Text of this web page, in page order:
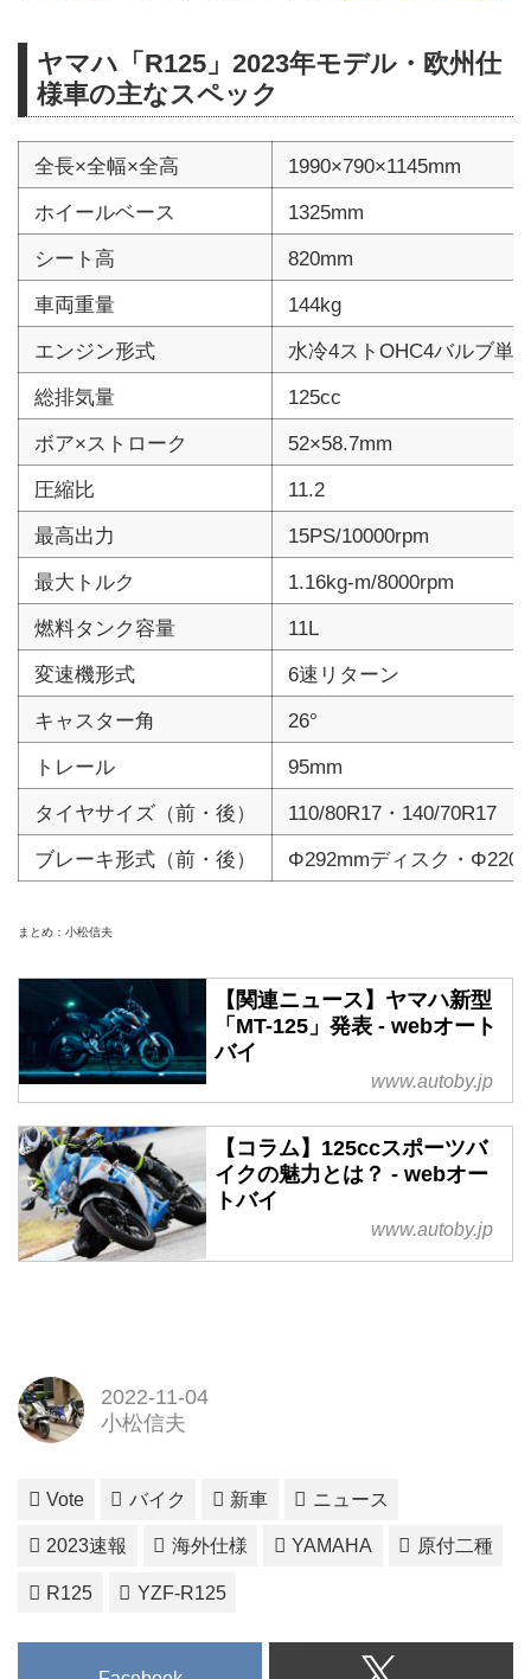
ヤマハ「R125」2023年モデル・欧州仕
様車の主なスペック
全長×全幅×全高
1990×790×1145mm
ホイールベース
1325mm
シート高
820mm
車両重量
144kg
エンジン形式
水冷4ストOHC4バルブ単
総排気量
125cc
ボア×ストローク
52×58.7mm
圧縮比
11.2
最高出力
15PS/10000rpm
最大トルク
1.16kg-m/8000rpm
燃料タンク容量
11L
変速機形式
6速リターン
キャスター角
26°
トレール
95mm
タイヤサイズ（前・後）
110/80R17・140/70R17
ブレーキ形式（前・後）
Φ292mmディスク・
まとめ：小松信夫
【関連ニュース】ヤマハ新型
「MT-125」発表 - webオート
バイ
www.autoby.jp
【コラム】125ccスポーツバ
イクの魅力とは？ - webオー
トバイ
www.autoby.jp
2022-11-04
小松信夫
Vote バイク 新車 ニュース
2023速報 海外仕様 YAMAHA 原付二種
R125 YZF-R125